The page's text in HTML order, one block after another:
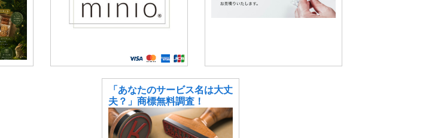
「あなたのサービス名は大丈
夫？」商標無料調査！